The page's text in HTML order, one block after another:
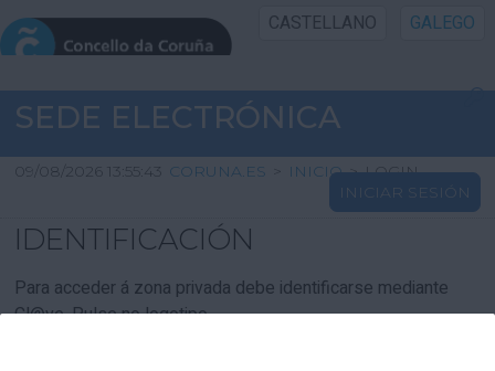
CASTELLANO GALEGO
INICIO SEDE
INICIO
INFORMACIÓN PÚBLICA
CARTAFOL CIDADÁN
SEDE ELECTRÓNICA
09/08/2026 13:55:43 CORUNA.ES > INICIO > LOGIN
INICIAR SESIÓN
IDENTIFICACIÓN
Para acceder á zona privada debe identificarse mediante
Cl@ve. Pulse no logotipo